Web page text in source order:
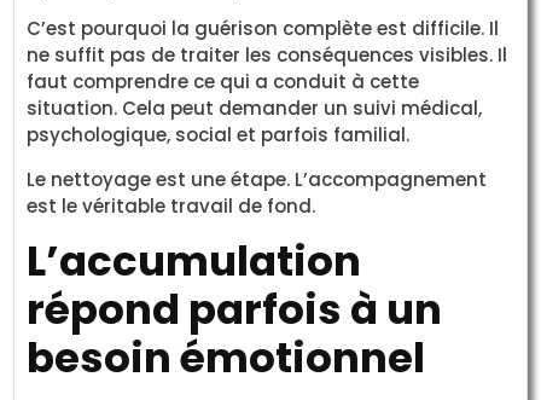
C’est pourquoi la guérison complète est difficile. Il
ne suffit pas de traiter les conséquences visibles. Il
faut comprendre ce qui a conduit à cette
situation. Cela peut demander un suivi médical,
psychologique, social et parfois familial.
Le nettoyage est une étape. L’accompagnement
est le véritable travail de fond.
L’accumulation
répond parfois à un
besoin émotionnel